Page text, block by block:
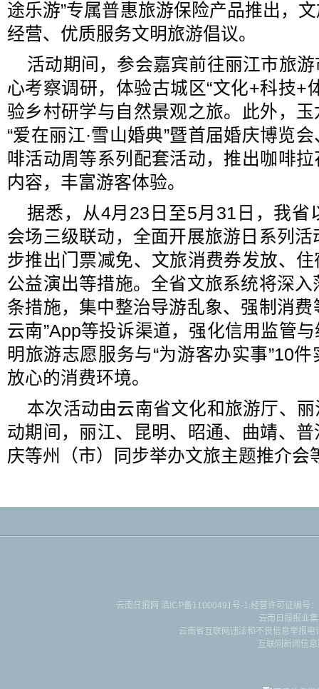
途乐游”专属普惠旅游保险产品推出，
经营、优质服务文明旅游倡议。
活动期间，参会嘉宾前往丽江市旅
心考察调研，体验古城区“文化+科技+
验乡村研学与自然景观之旅。此外，
“爱在丽江·雪山婚典”暨首届婚庆博览
啡活动周等系列配套活动，推出咖啡
内容，丰富游客体验。
据悉，从4月23日至5月31日，我省
会场三级联动，全面开展旅游日系列
步推出门票减免、文旅消费券发放、
公益演出等措施。全省文旅系统将深
条措施，集中整治导游乱象、强制消费
云南”App等投诉渠道，强化信用监管
明旅游志愿服务与“为游客办实事”10
放心的消费环境。
本次活动由云南省文化和旅游厅、
动期间，丽江、昆明、昭通、曲靖、
庆等州（市）同步举办文旅主题推介
云南日报网 滇ICP备11000491号-1 经营许可证编号
云南日报报业
云南省互联网违法和不良信息举报
互联网新闻信